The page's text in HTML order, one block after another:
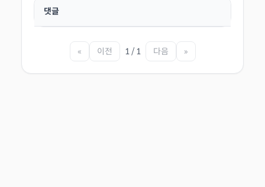
댓글
« 이전 1 / 1 다음 »